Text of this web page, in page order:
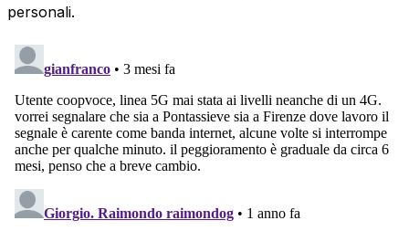
personali.